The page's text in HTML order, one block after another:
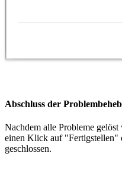
Abschluss der
Nachdem alle Probleme
einen Klick auf "Fertigstellen"
geschlossen.